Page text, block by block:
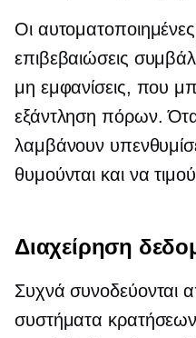
Οι
επιβεβαιώσεις
μη εμφανίσεις, που
εξάντληση πόρων.
λαμβάνουν
θυμούνται και να
Διαχείρηση
Συχνά συνοδεύονται
συστήματα κρατήσεων